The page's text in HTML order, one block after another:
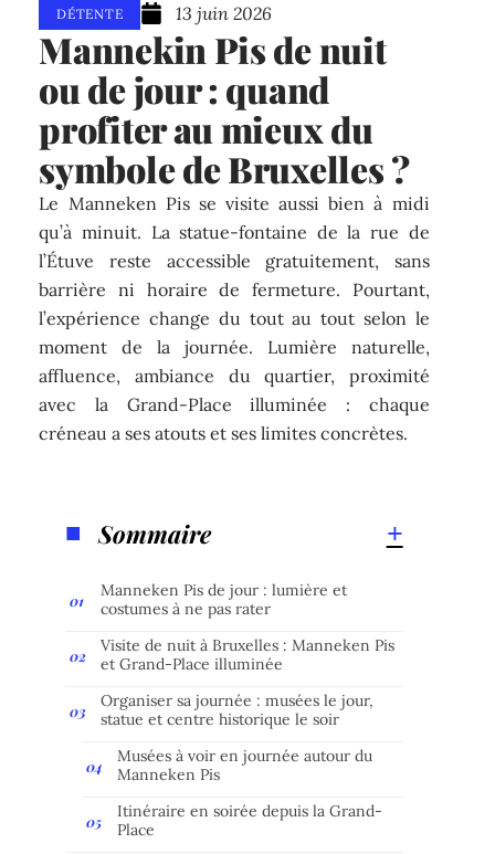
DÉTENTE 13 juin 2026
Mannekin Pis de nuit
ou de jour : quand
profiter au mieux du
symbole de Bruxelles ?
Le Manneken Pis se visite aussi bien à midi
qu’à minuit. La statue-fontaine de la rue de
l’Étuve reste accessible gratuitement, sans
barrière ni horaire de fermeture. Pourtant,
l’expérience change du tout au tout selon le
moment de la journée. Lumière naturelle,
affluence, ambiance du quartier, proximité
avec la Grand-Place illuminée : chaque
créneau a ses atouts et ses limites concrètes.
Sommaire
Manneken Pis de jour : lumière et
costumes à ne pas rater
Visite de nuit à Bruxelles : Manneken Pis
et Grand-Place illuminée
Organiser sa journée : musées le jour,
statue et centre historique le soir
Musées à voir en journée autour du
Manneken Pis
Itinéraire en soirée depuis la Grand-
Place